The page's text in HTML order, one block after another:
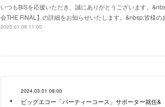
いつもBiSを応援いただき、誠にありがとうございます。
会THE FiNAL】の詳細をお知らせいたします。&nbsp;皆様
2025.01.06 11:00
2024.03.01 08:00
ビッグエコー「パーティーコース」サポーター就任&